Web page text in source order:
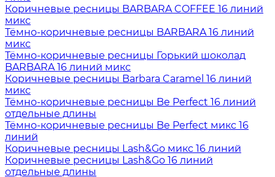
Коричневые ресницы BARBARA COFFEE 16 линий
микс
Тёмно-коричневые ресницы BARBARA 16 линий
микс
Тёмно-коричневые ресницы Горький шоколад
BARBARA 16 линий микс
Коричневые ресницы Barbara Caramel 16 линий
микс
Тёмно-коричневые ресницы Be Perfect 16 линий
отдельные длины
Тёмно-коричневые ресницы Be Perfect микс 16
линий
Коричневые ресницы Lash&Go микс 16 линий
Коричневые ресницы Lash&Go 16 линий
отдельные длины